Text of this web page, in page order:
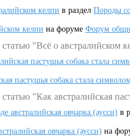
келпи в раздел Породы
келпи на форуме Форум
"Всё о австралийском
пастушья собака стала
пастушья собака стала
"Как австралийская
австралийская овчарка (аусси) в
овчарка (аусси) на